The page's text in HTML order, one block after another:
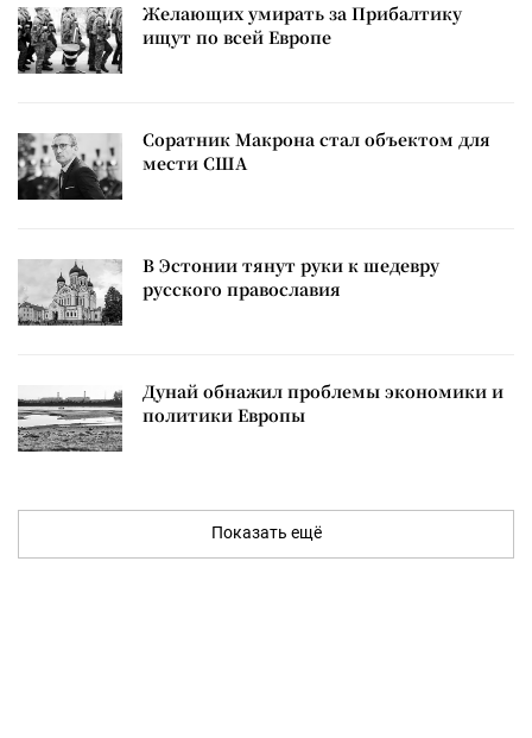
Желающих умирать за Прибалтику
ищут по всей Европе
Соратник Макрона стал объектом для
мести США
В Эстонии тянут руки к шедевру
русского православия
Дунай обнажил проблемы экономики и
политики Европы
Показать ещё